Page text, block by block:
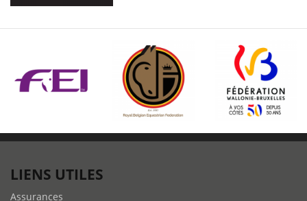
LIENS UTILES
Assurances